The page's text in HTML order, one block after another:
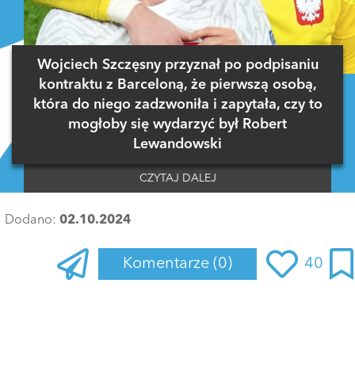
Wojciech Szczęsny przyznał po podpisaniu
kontraktu z Barceloną, że pierwszą osobą,
która do niego zadzwoniła i zapytała, czy to
mogłoby się wydarzyć był Robert
Lewandowski
CZYTAJ DALEJ
Dodano: 02.10.2024
Komentarze (0) 40